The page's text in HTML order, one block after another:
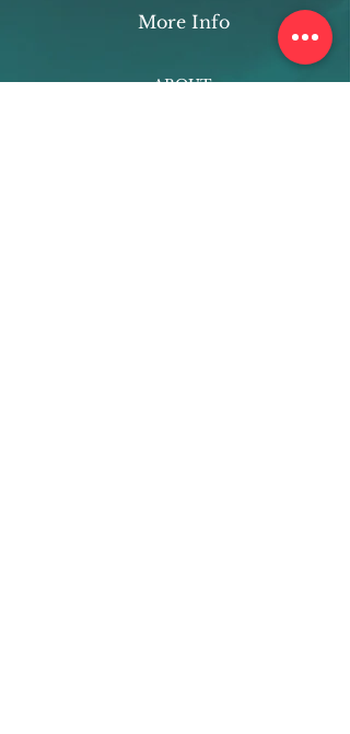
More Info
ABOUT